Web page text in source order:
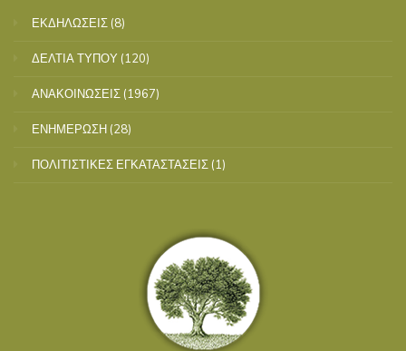
ΕΚΔΗΛΩΣΕΙΣ (8)
ΔΕΛΤΙΑ ΤΥΠΟΥ (120)
ΑΝΑΚΟΙΝΩΣΕΙΣ (1967)
ΕΝΗΜΕΡΩΣΗ (28)
ΠΟΛΙΤΙΣΤΙΚΕΣ ΕΓΚΑΤΑΣΤΑΣΕΙΣ (1)